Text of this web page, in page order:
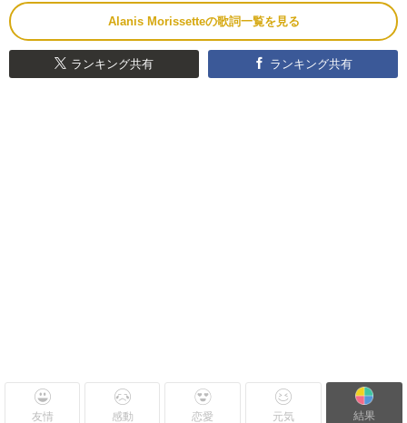
Alanis Morissetteの歌詞一覧を見る
ランキング共有 ランキング共有
友情 感動 恋愛 元気 結果